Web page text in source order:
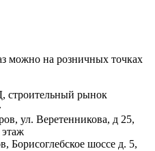
можно на розничных точках
рынок
ул. Веретенникова, д 25,
Борисоглебское шоссе д. 5,